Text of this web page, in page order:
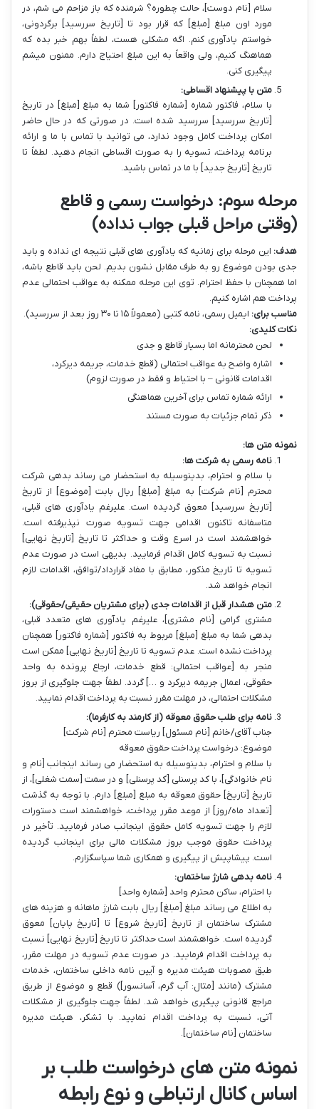
سلام [نام دوست]، حالت چطوره؟ شرمنده که باز مزاحم می شم، در
مورد اون مبلغ [مبلغ] که قرار بود تا [تاریخ سررسید] برگردونی،
خواستم یادآوری کنم. اگه مشکلی هست، لطفاً بهم خبر بده که
هماهنگ کنیم، ولی واقعاً به این مبلغ احتیاج دارم. ممنون میشم
پیگیری کنی.
متن با پیشنهاد اقساطی:
با سلام، فاکتور شماره [شماره فاکتور] شما به مبلغ [مبلغ] در تاریخ
[تاریخ سررسید] سررسید شده است. در صورتی که در حال حاضر
امکان پرداخت کامل وجود ندارد، می توانید با تماس با ما و ارائه
برنامه پرداخت، تسویه را به صورت اقساطی انجام دهید. لطفاً تا
تاریخ [تاریخ جدید] با ما در تماس باشید.
مرحله سوم: درخواست رسمی و قاطع
(وقتی مراحل قبلی جواب نداده)
هدف: این مرحله برای زمانیه که یادآوری های قبلی نتیجه ای نداده و باید
جدی بودن موضوع رو به طرف مقابل نشون بدیم. لحن باید قاطع باشه،
اما همچنان با حفظ احترام. توی این مرحله ممکنه به عواقب احتمالی عدم
پرداخت هم اشاره کنیم.
مناسب برای: ایمیل رسمی، نامه کتبی (معمولاً ۱۵ تا ۳۰ روز بعد از سررسید).
نکات کلیدی:
لحن محترمانه اما بسیار قاطع و جدی
اشاره واضح به عواقب احتمالی (قطع خدمات، جریمه دیرکرد،
اقدامات قانونی – با احتیاط و فقط در صورت لزوم)
ارائه شماره تماس برای آخرین هماهنگی
ذکر تمام جزئیات به صورت مستند
نمونه متن ها:
نامه رسمی به شرکت ها:
با سلام و احترام، بدینوسیله به استحضار می رساند بدهی شرکت
محترم [نام شرکت] به مبلغ [مبلغ] ریال بابت [موضوع] از تاریخ
[تاریخ سررسید] معوق گردیده است. علیرغم یادآوری های قبلی،
متاسفانه تاکنون اقدامی جهت تسویه صورت نپذیرفته است.
خواهشمند است در اسرع وقت و حداکثر تا تاریخ [تاریخ نهایی]
نسبت به تسویه کامل اقدام فرمایید. بدیهی است در صورت عدم
تسویه تا تاریخ مذکور، مطابق با مفاد قرارداد/توافق، اقدامات لازم
انجام خواهد شد.
متن هشدار قبل از اقدامات جدی (برای مشتریان حقیقی/حقوقی):
مشتری گرامی [نام مشتری]، علیرغم یادآوری های متعدد قبلی،
بدهی شما به مبلغ [مبلغ] مربوط به فاکتور [شماره فاکتور] همچنان
پرداخت نشده است. عدم تسویه تا تاریخ [تاریخ نهایی] ممکن است
منجر به [عواقب احتمالی: قطع خدمات، ارجاع پرونده به واحد
حقوقی، اعمال جریمه دیرکرد و …] گردد. لطفاً جهت جلوگیری از بروز
مشکلات احتمالی، در مهلت مقرر نسبت به پرداخت اقدام نمایید.
نامه برای طلب حقوق معوقه (از کارمند به کارفرما):
جناب آقای/خانم [نام مسئول] ریاست محترم [نام شرکت]
موضوع: درخواست پرداخت حقوق معوقه
با سلام و احترام، بدینوسیله به استحضار می رساند اینجانب [نام و
نام خانوادگی]، با کد پرسنلی [کد پرسنلی] و در سمت [سمت شغلی]، از
تاریخ [تاریخ] حقوق معوقه به مبلغ [مبلغ] دارم. با توجه به گذشت
[تعداد ماه/روز] از موعد مقرر پرداخت، خواهشمند است دستورات
لازم را جهت تسویه کامل حقوق اینجانب صادر فرمایید. تأخیر در
پرداخت حقوق موجب بروز مشکلات مالی برای اینجانب گردیده
است. پیشاپیش از پیگیری و همکاری شما سپاسگزارم.
نامه بدهی شارژ ساختمان:
با احترام، ساکن محترم واحد [شماره واحد]
به اطلاع می رساند مبلغ [مبلغ] ریال بابت شارژ ماهانه و هزینه های
مشترک ساختمان از تاریخ [تاریخ شروع] تا [تاریخ پایان] معوق
گردیده است. خواهشمند است حداکثر تا تاریخ [تاریخ نهایی] نسبت
به پرداخت اقدام فرمایید. در صورت عدم تسویه در مهلت مقرر،
طبق مصوبات هیئت مدیره و آیین نامه داخلی ساختمان، خدمات
مشترک (مانند [مثال: آب گرم، آسانسور]) قطع و موضوع از طریق
مراجع قانونی پیگیری خواهد شد. لطفاً جهت جلوگیری از مشکلات
آتی، نسبت به پرداخت اقدام نمایید. با تشکر، هیئت مدیره
ساختمان [نام ساختمان].
نمونه متن های درخواست طلب بر
اساس کانال ارتباطی و نوع رابطه